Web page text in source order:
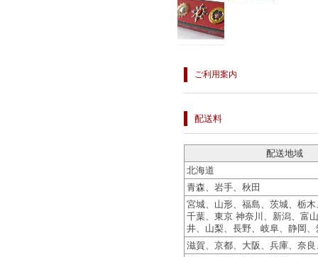
ご利用案内
配送料
配送地域
北海道
青森、岩手、秋田
宮城、山形、福島、茨城、栃
千葉、東京 神奈川、新潟、富
井、山梨、長野、岐阜、静岡
滋賀、京都、大阪、兵庫、奈